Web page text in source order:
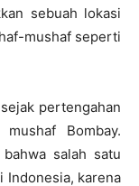
sebuah lokasi
mushaf seperti
pertengahan
Bombay.
salah satu
Indonesia, karena